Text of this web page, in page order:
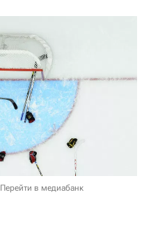
Перейти в медиабанк